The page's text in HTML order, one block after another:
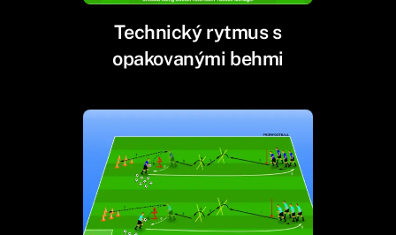
Technický rytmus s
opakovanými behmi